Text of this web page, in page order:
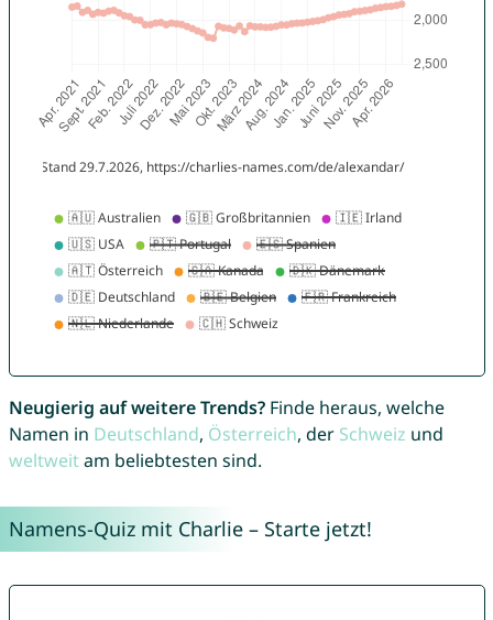
Neugierig auf weitere Trends?Finde heraus, welche
Namen in Deutschland, Österreich, der Schweiz und
weltweitam beliebtesten sind.
Namens-Quiz mit Charlie – Starte jetzt!